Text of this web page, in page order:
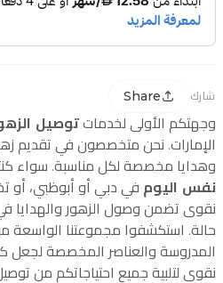
شارك Share
وجهتكم الأولى لخدمات توصيل
الإمارات. نحن متخصصون في تقديم
وهدايا مخصصة لكل مناسبة. سواء
نفس اليوم في دبي أو أبوظبي،
نقوى تضمن وصول الزهور والهدايا
حالة. استكشفوا مجموعتنا الواسعة من
المدروسة والعناصر المخصصة لجعل
نقوى لتلبية جميع احتياجاتكم من